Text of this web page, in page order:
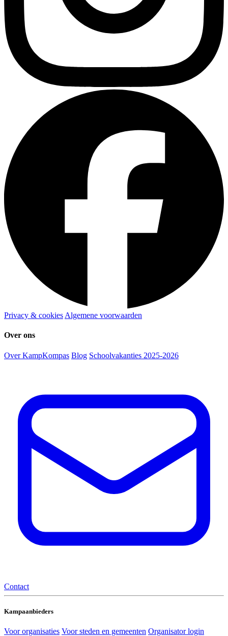
Privacy & cookies Algemene voorwaarden
Over ons
Over KampKompas Blog Schoolvakanties 2025-2026
Contact
Kampaanbieders
Voor organisaties Voor steden en gemeenten Organisator login